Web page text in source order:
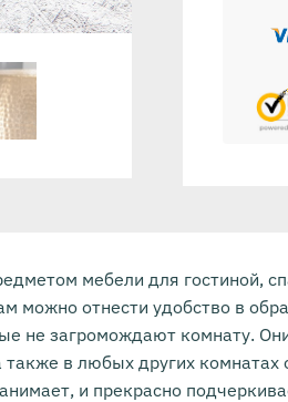
мебели для гостиной,
можно отнести удобство в
не загромождают комнату.
в любых других
и прекрасно